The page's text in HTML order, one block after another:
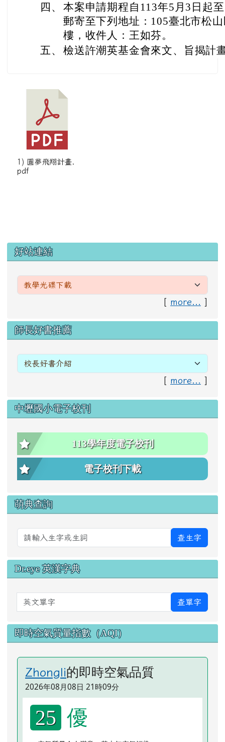
四、 本案申請期程自113年5月3日起
郵寄至下列地址：105臺北市松
樓，收件人：王如芬。
五、 檢送許潮英基金會來文、旨揭計
1) 圓夢飛翔計畫.
pdf
左邊區域內容
好站連結
[ more... ]
右邊區域內容
師長好書推薦
[ more... ]
中壢國小電子校刊
113學年度電子校刊
電子校刊下載
萌典查詢
查生字
Dr.eye 英漢字典
英文單字 查單字
即時空氣質量指數（AQI）
Zhongli的即時空氣品質
2026年08月08日 21時09分
25 優